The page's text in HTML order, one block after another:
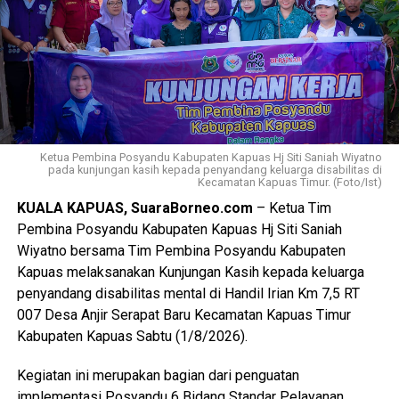
Ketua Pembina Posyandu Kabupaten Kapuas Hj Siti Saniah Wiyatno
pada kunjungan kasih kepada penyandang keluarga disabilitas di
Kecamatan Kapuas Timur. (Foto/Ist)
KUALA KAPUAS, SuaraBorneo.com – Ketua Tim
Pembina Posyandu Kabupaten Kapuas Hj Siti Saniah
Wiyatno bersama Tim Pembina Posyandu Kabupaten
Kapuas melaksanakan Kunjungan Kasih kepada keluarga
penyandang disabilitas mental di Handil Irian Km 7,5 RT
007 Desa Anjir Serapat Baru Kecamatan Kapuas Timur
Kabupaten Kapuas Sabtu (1/8/2026).
Kegiatan ini merupakan bagian dari penguatan